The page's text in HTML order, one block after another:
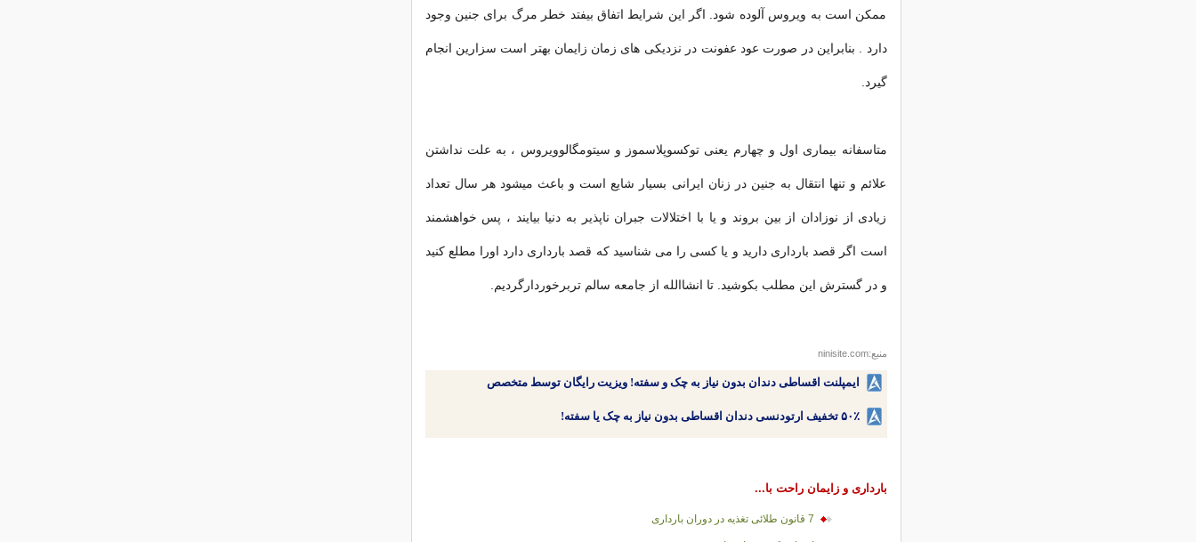
ممكن است به ویروس آلوده شود. اگر این شرایط اتفاق بیفتد خطر مرگ برای جنین وجود
دارد . بنابراین در صورت عود عفونت در نزدیكی های زمان زایمان بهتر است سزارین انجام
گیرد.
متاسفانه بیماری اول و چهارم یعنی توكسوپلاسموز و سیتومگالوویروس ، به علت نداشتن
علائم و تنها انتقال به جنین در زنان ایرانی بسیار شایع است و باعث میشود هر سال تعداد
زیادی از نوزادان از بین بروند و یا با اختلالات جبران ناپذیر به دنیا بیایند ، پس خواهشمند
است اگر قصد بارداری دارید و یا كسی را می شناسید كه قصد بارداری دارد اورا مطلع كنید
و در گسترش این مطلب بكوشید. تا انشاالله از جامعه سالم تربرخوردارگردیم.
منبع:ninisite.com
ایمپلنت اقساطی دندان بدون نیاز به چک و سفته! ویزیت رایگان توسط متخصص
۵۰٪ تخفیف ارتودنسی دندان اقساطی بدون نیاز به چک یا سفته!
بارداری و زایمان راحت با...
7 قانون طلائی تغذیه در دوران بارداری